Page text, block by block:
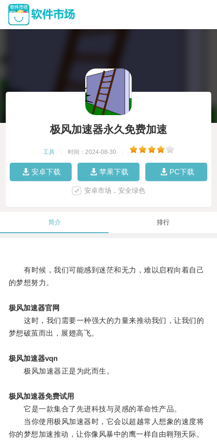
极风加速器永久免费加速
工具 时间：2024-08-30
安卓下载 苹果下载 PC下载
安卓市场，安全绿色
简介 排行
有时候，我们可能感到迷茫和无力，难以启程向着自己
的梦想努力。
极风加速器官网
这时，我们需要一种强大的力量来推动我们，让我们的
梦想破茧而出，展翅高飞。
极风加速器vqn
极风加速器正是为此而生。
极风加速器免费试用
它是一款集合了先进科技与灵感的革命性产品。
当你使用极风加速器时，它会以超越常人想象的速度将
你的梦想加速推动，让你像风暴中的鹰一样自由翱翔天际。